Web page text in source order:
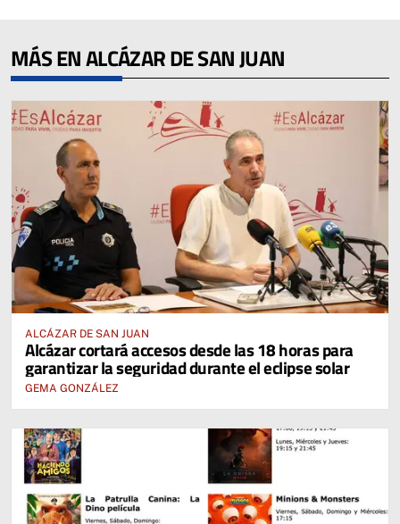
MÁS EN ALCÁZAR DE SAN JUAN
ALCÁZAR DE SAN JUAN
Alcázar cortará accesos desde las 18 horas para
garantizar la seguridad durante el eclipse solar
GEMA GONZÁLEZ